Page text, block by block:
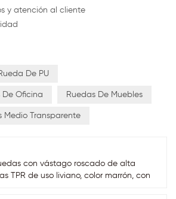
y atención al cliente
De PU
De Oficina Ruedas De Muebles
Medio Transparente
con vástago roscado de alta
TPR de uso liviano, color marrón, con